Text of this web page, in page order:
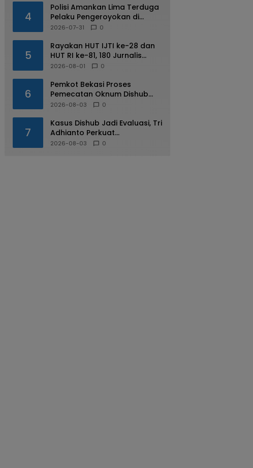
4
Polisi Amankan Lima Terduga
Pelaku Pengeroyokan di
Kalimalang
2026-07-31 0
5
Rayakan HUT IJTI ke-28 dan
HUT RI ke-81, 180 Jurnalis
Jabodetabek Adu di IJTI
2026-08-01 0
6
Pemkot Bekasi Proses
Pemecatan Oknum Dishub
Yang Diduga Lakukan Pungli
2026-08-03 0
7
Kasus Dishub Jadi Evaluasi, Tri
Adhianto Perkuat
Pengawasan Aparatur
2026-08-03 0